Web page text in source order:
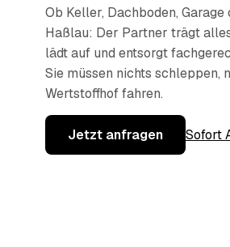
Ob Keller, Dachboden,
Haßlau: Der Partner trägt
lädt auf und entsorgt
Sie müssen nichts schleppen,
Wertstoffhof fahren.
Jetzt anfragen Sofort